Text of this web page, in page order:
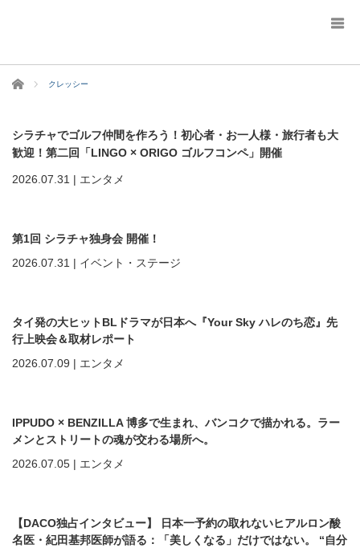
ホーム クレッシー
シラチャでゴルフ仲間を作ろう！初心者・お一人様・旅行者も大
歓迎！第二回「LINGO × ORIGO ゴルフコンペ」開催
2026.07.31 | エンタメ
第1回 シラチャ独身会 開催！
2026.07.31 | イベント・ステージ
タイ発の大ヒットBLドラマが日本へ『Your Sky ハレのち恋』先
行上映会＆取材レポート
2026.07.09 | エンタメ
IPPUDO × BENZILLA 博多で生まれ、バンコクで描かれる。ラー
メンとストリートの魂が交わる場所へ。
2026.07.05 | エンタメ
【DACO独占インタビュー】 日本一予約の取れないヒアルロン酸
名医・紀田基邦医師が語る：「美しくなる」だけではない。 “自分